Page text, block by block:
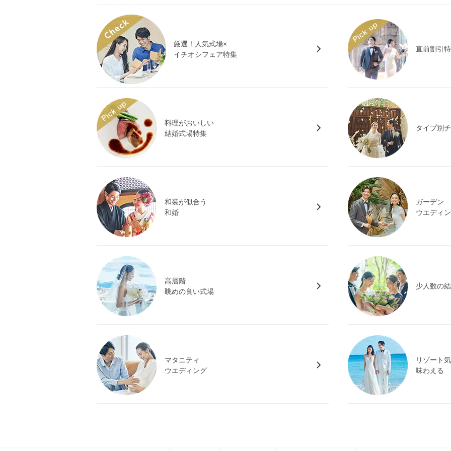
厳選！人気式場×
イチオシフェア特集
直前割引
料理がおいしい
結婚式場特集
タイプ別
和装が似合う
和婚
ガーデン
ウエディ
高層階
眺めの良い式場
少人数の
マタニティ
ウエディング
リゾート
味わえる